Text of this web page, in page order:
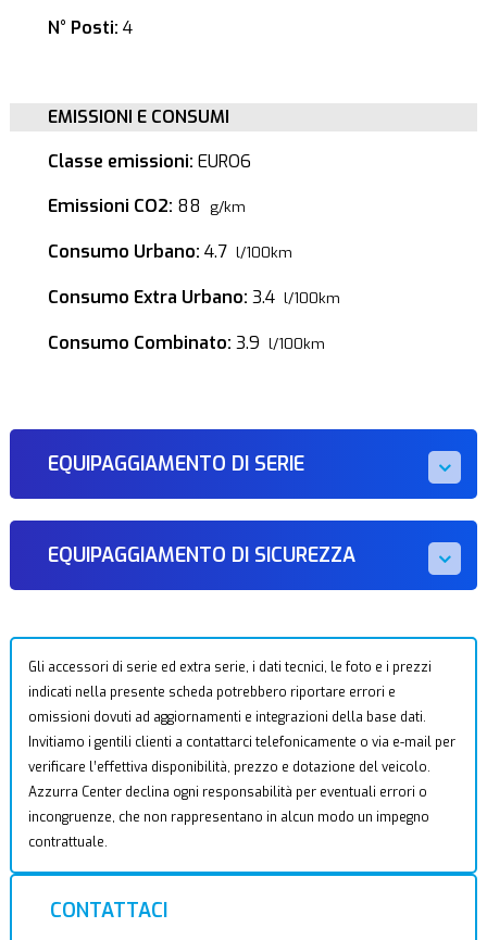
N° Posti: 4
EMISSIONI E CONSUMI
Classe emissioni: EURO6
Emissioni CO2: 88 g/km
Consumo Urbano: 4.7 l/100km
Consumo Extra Urbano: 3.4 l/100km
Consumo Combinato: 3.9 l/100km
EQUIPAGGIAMENTO DI SERIE
EQUIPAGGIAMENTO DI SICUREZZA
Gli accessori di serie ed extra serie, i dati tecnici, le foto e i prezzi
indicati nella presente scheda potrebbero riportare errori e
omissioni dovuti ad aggiornamenti e integrazioni della base dati.
Invitiamo i gentili clienti a contattarci telefonicamente o via e-mail per
verificare l’effettiva disponibilità, prezzo e dotazione del veicolo.
Azzurra Center declina ogni responsabilità per eventuali errori o
incongruenze, che non rappresentano in alcun modo un impegno
contrattuale.
CONTATTACI